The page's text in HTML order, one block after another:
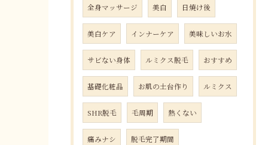
全身マッサージ 美白 日焼け後
美白ケア インナーケア 美味しいお水
サビない身体 ルミクス脱毛 おすすめ
基礎化粧品 お肌の土台作り ルミクス
SHR脱毛 毛周期 熱くない
痛みナシ 脱毛完了期間